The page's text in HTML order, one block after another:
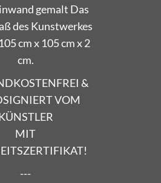
gemalt Das
des Kunstwerkes
cm x 105 cm x 2
cm.
&
VOM
MIT
---